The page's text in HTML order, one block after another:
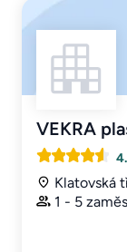
VEKRA
Klatovská
1 - 5